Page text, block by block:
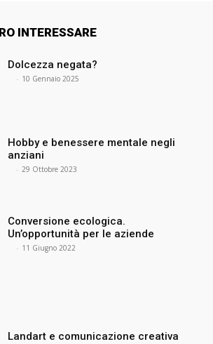
INTERESSARE
Dolcezza negata?
- 10 Gennaio 2025
Hobby e benessere mentale negli
anziani
- 29 Ottobre 2023
Conversione ecologica.
Un’opportunità per le aziende
- 11 Giugno 2022
Landart e comunicazione creativa